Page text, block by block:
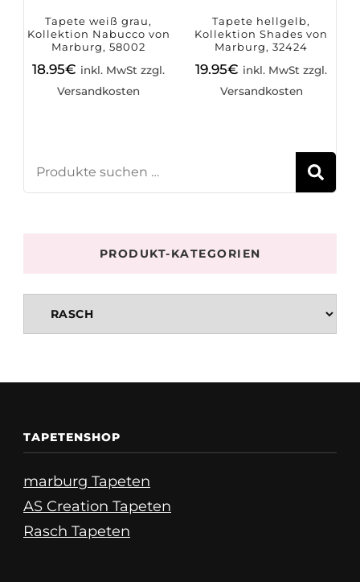
Tapete weiß grau,
Kollektion Nabucco von
Marburg, 58002
18.95€ inkl. MwSt zzgl.
Versandkosten
Tapete hellgelb,
Kollektion Shades von
Marburg, 32424
19.95€ inkl. MwSt zzgl.
Versandkosten
PRODUKT-KATEGORIEN
TAPETENSHOP
marburg Tapeten
AS Creation Tapeten
Rasch Tapeten